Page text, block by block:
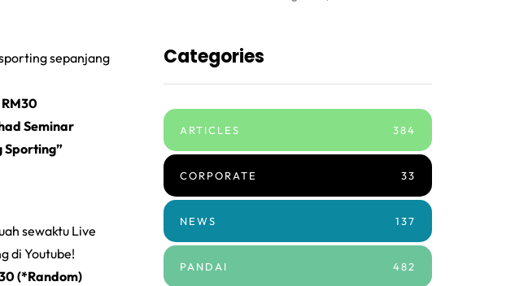
sepanjang
Seminar
Sporting”
sewaktu Live
di Youtube!
(*Random)
Categories
ARTICLES 384
CORPORATE 33
NEWS 137
PANDAI 482